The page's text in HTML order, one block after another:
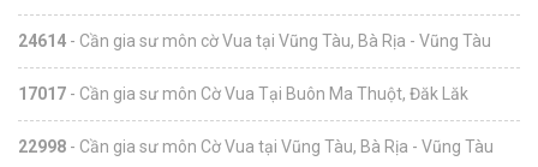
24614 - Cần gia sư môn cờ Vua tại Vũng Tàu, Bà Rịa - Vũng Tàu
17017 - Cần gia sư môn Cờ Vua Tại Buôn Ma Thuột, Đăk Lăk
22998 - Cần gia sư môn Cờ Vua tại Vũng Tàu, Bà Rịa - Vũng Tàu